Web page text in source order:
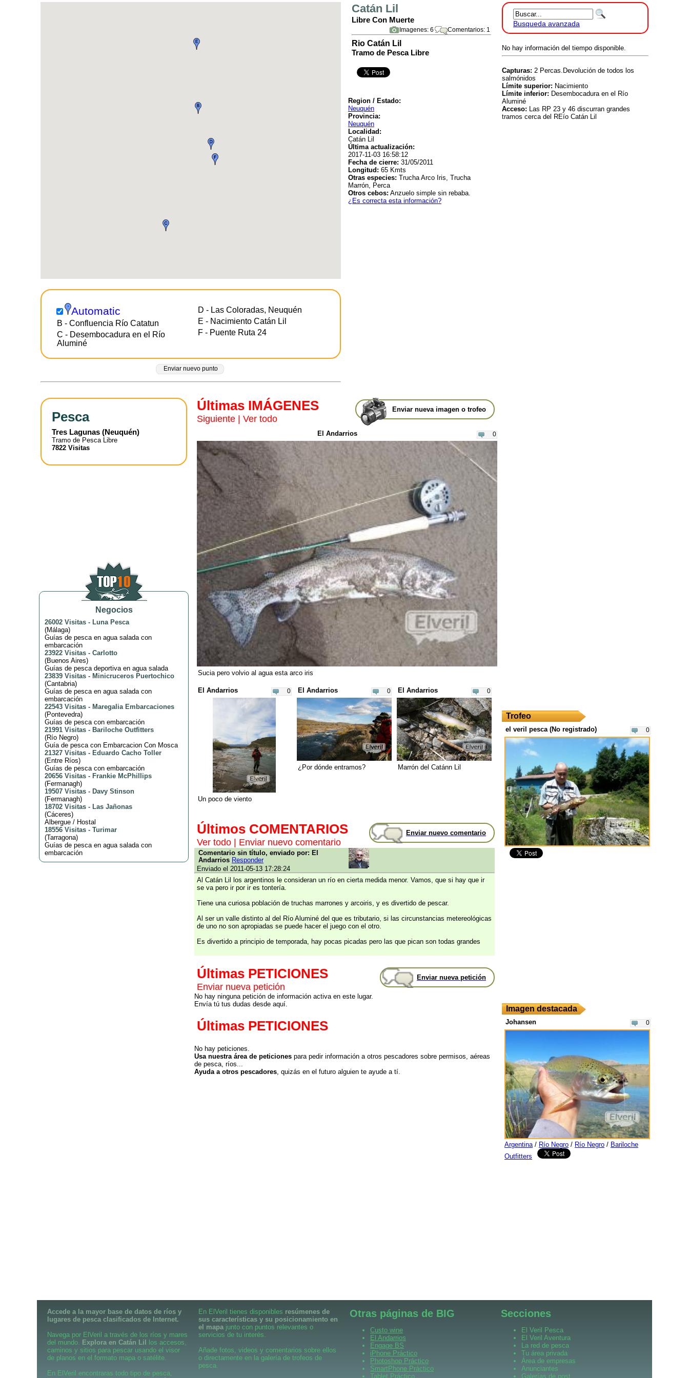
Automatic
B - Confluencia Río Catatun
C - Desembocadura en el Río
Aluminé
D - Las Coloradas, Neuquén
E - Nacimiento Catán Lil
F - Puente Ruta 24
Enviar nuevo punto
Catán Lil
Libre Con Muerte
Comentarios: 1
Imagenes: 6
Rio Catán Lil
Tramo de Pesca Libre
Region / Estado:
Neuquén
Provincia:
Neuquén
Localidad:
Catán Lil
Última actualización:
2017-11-03 16:58:12
Fecha de cierre: 31/05/2011
Longitud: 65 Kmts
Otras especies: Trucha Arco Iris, Trucha
Marrón, Perca
Otros cebos: Anzuelo simple sin rebaba.
¿Es correcta esta información?
Busqueda avanzada
No hay información del tiempo disponible.
Capturas: 2 Percas.Devolución de todos los
salmónidos
Límite superior: Nacimiento
Límite inferior: Desembocadura en el Río
Aluminé
Acceso: Las RP 23 y 46 discurran grandes
tramos cerca del REío Catán Lil
Pesca
Tres Lagunas (Neuquén)
Tramo de Pesca Libre
7822 Visitas
Negocios
26002 Visitas - Luna Pesca
(Málaga)
Guías de pesca en agua salada con
embarcación
23922 Visitas - Carlotto
(Buenos Aires)
Guías de pesca deportiva en agua salada
23839 Visitas - Minicruceros Puertochico
(Cantabria)
Guías de pesca en agua salada con
embarcación
22543 Visitas - Maregalia Embarcaciones
(Pontevedra)
Guías de pesca con embarcación
21991 Visitas - Bariloche Outfitters
(Río Negro)
Guía de pesca con Embarcacion Con Mosca
21327 Visitas - Eduardo Cacho Toller
(Entre Ríos)
Guías de pesca con embarcación
20656 Visitas - Frankie McPhillips
(Fermanagh)
19507 Visitas - Davy Stinson
(Fermanagh)
18702 Visitas - Las Jañonas
(Cáceres)
Albergue / Hostal
18556 Visitas - Turimar
(Tarragona)
Guías de pesca en agua salada con
embarcación
Enviar nueva imagen o trofeo
Últimas IMÁGENES
Siguiente Ver todo
0
El Andarrios
Sucia pero volvio al agua esta arco iris
0
El Andarrios
Un poco de viento
0
El Andarrios
¿Por dónde entramos?
0
El Andarrios
Marrón del Catánn Lil
Enviar nuevo comentario
Últimos COMENTARIOS
Ver todo | Enviar nuevo comentario
Comentario sin título, enviado por: El
Andarrios Responder
Enviado el 2011-05-13 17:28:24
Al Catán Lil los argentinos le consideran un río en cierta medida menor. Vamos, que si hay que ir
se va pero ir por ir es tontería.
Tiene una curiosa población de truchas marrones y arcoiris, y es divertido de pescar.
Al ser un valle distinto al del Río Aluminé del que es tributario, si las circunstancias metereológicas
de uno no son apropiadas se puede hacer el juego con el otro.
Es divertido a principio de temporada, hay pocas picadas pero las que pican son todas grandes
Enviar nueva petición
Últimas PETICIONES
Enviar nueva petición
No hay ninguna petición de información activa en este lugar.
Envía tú tus dudas desde aquí.
Últimas PETICIONES
No hay peticiones.
Usa nuestra área de peticiones para pedir información a otros pescadores sobre permisos, aéreas
de pesca, ríos...
Ayuda a otros pescadores , quizás en el futuro alguien te ayude a tí.
Trofeo
0
el veril pesca (No registrado)
Imagen destacada
0
Johansen
Argentina/ Río Negro / Río Negro / Bariloche
Outfitters
Accede a la mayor base de datos de ríos y
lugares de pesca clasificados de Internet.
Navega por ElVeril a través de los ríos y mares
del mundo. Explora en Catán Lil
los accesos,
caminos y sitios para pescar usando el visor
de planos en el formato mapa o satélite.
En ElVeril encontraras todo tipo de pesca,
En ElVeril tienes disponibles resúmenes de
sus características y su posicionamiento en
el mapa junto con puntos relevantes o
servicios de tu interés.
Añade fotos, videos y comentarios sobre ellos
o directamente en la galería de trofeos de
pesca.
Otras páginas de BIG
Custo wine
El Andarrios
Engage BS
iPhone Práctico
Photoshop Práctico
SmartPhone Práctico
Tablet Práctico
Secciones
El Veril Pesca
El Veril Aventura
La red de pesca
Tu área privada
Área de empresas
Anunciantes
Galerías de post